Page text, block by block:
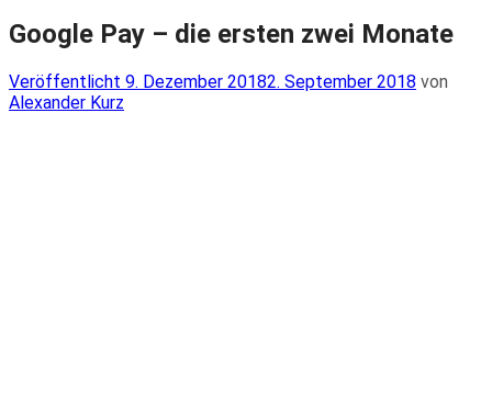
Google Pay – die ersten zwei Monate
Veröffentlicht
am
Veröffentlicht 9. Dezember 20182. September 2018 von
Alexander Kurz